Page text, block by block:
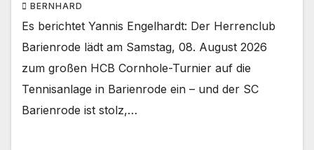
BERNHARD
Es berichtet Yannis Engelhardt: Der Herrenclub
Barienrode lädt am Samstag, 08. August 2026
zum großen HCB Cornhole-Turnier auf die
Tennisanlage in Barienrode ein – und der SC
Barienrode ist stolz,…